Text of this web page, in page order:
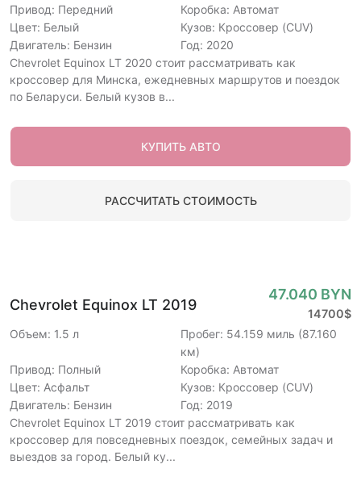
Привод: Передний
Коробка: Автомат
Цвет: Белый
Кузов: Кроссовер (CUV)
Двигатель: Бензин
Год: 2020
Chevrolet Equinox LT 2020 стоит рассматривать как
кроссовер для Минска, ежедневных маршрутов и поездок
по Беларуси. Белый кузов в...
КУПИТЬ АВТО
РАССЧИТАТЬ СТОИМОСТЬ
Chevrolet Equinox LT 2019
47.040 BYN
14700$
Объем: 1.5 л
Пробег: 54.159 миль (87.160
км)
Привод: Полный
Коробка: Автомат
Цвет: Асфальт
Кузов: Кроссовер (CUV)
Двигатель: Бензин
Год: 2019
Chevrolet Equinox LT 2019 стоит рассматривать как
кроссовер для повседневных поездок, семейных задач и
выездов за город. Белый ку...